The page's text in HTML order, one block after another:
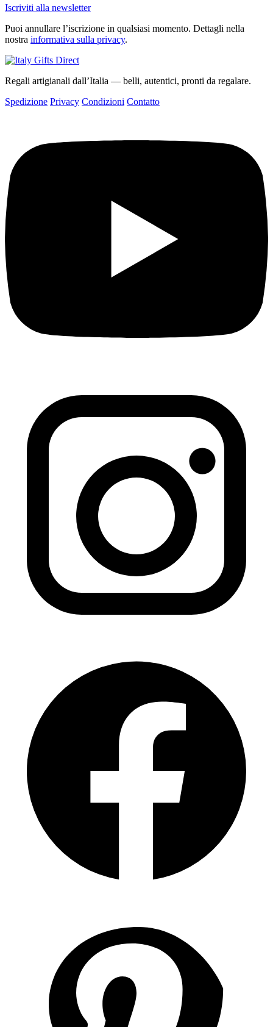
Iscriviti alla newsletter
Puoi annullare l’iscrizione in qualsiasi momento. Dettagli nella
nostra informativa sulla privacy.
Regali artigianali dall’Italia — belli, autentici, pronti da regalare.
Spedizione Privacy Condizioni Contatto